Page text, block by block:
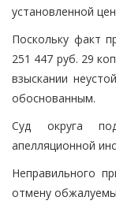
установленной
Поскольку факт
251 447 руб. 29
взыскании
обоснованным.
Суд округа
апелляционной
Неправильного
отмену